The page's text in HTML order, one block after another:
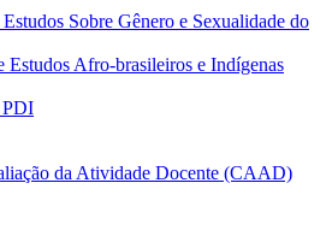
Sobre Gênero e Sexualidade do
Afro-brasileiros e Indígenas
PDI
da Atividade Docente (CAAD)